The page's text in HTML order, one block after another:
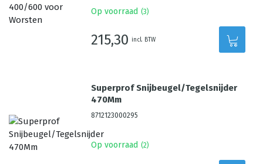
Op voorraad (3)
215,30 incl. BTW
Superprof Snijbeugel/Tegelsnijder
470Mm
8712123000295
Op voorraad (2)